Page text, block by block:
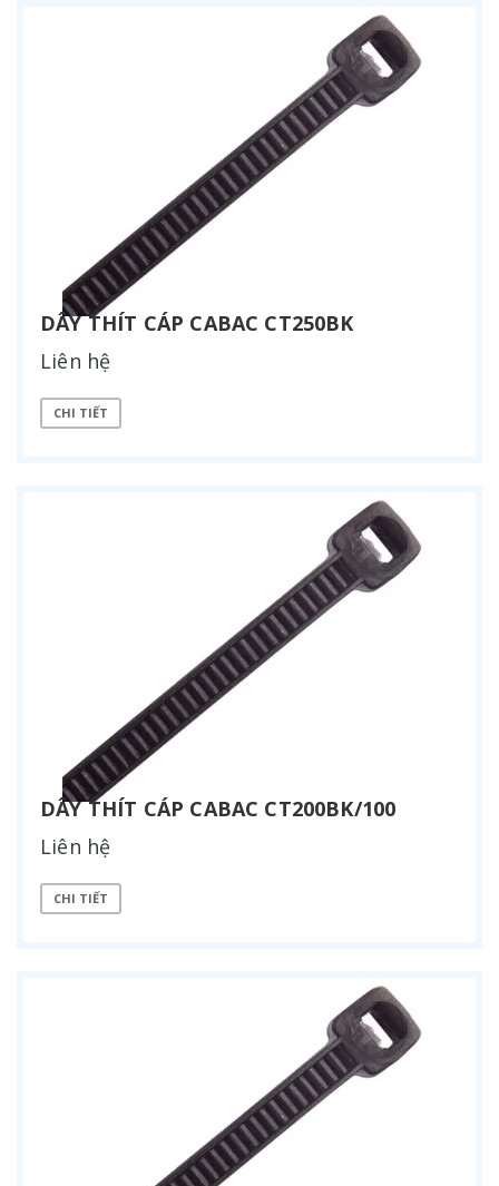
DÂY THÍT CÁP CABAC CT250BK
Liên hệ
CHI TIẾT
DÂY THÍT CÁP CABAC CT200BK/100
Liên hệ
CHI TIẾT